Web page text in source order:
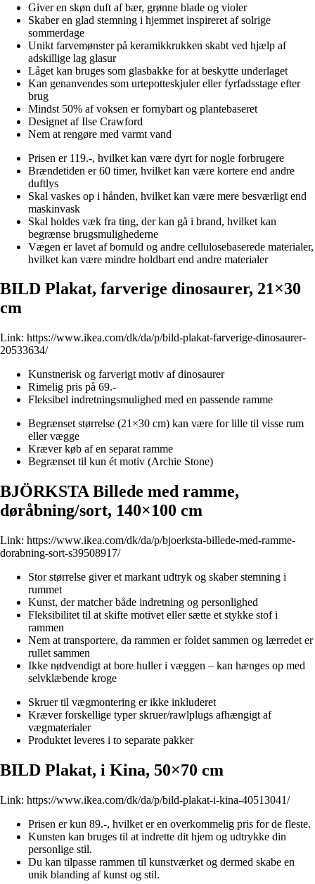
Giver en skøn duft af bær, grønne blade og violer
Skaber en glad stemning i hjemmet inspireret af solrige
sommerdage
Unikt farvemønster på keramikkrukken skabt ved hjælp af
adskillige lag glasur
Låget kan bruges som glasbakke for at beskytte underlaget
Kan genanvendes som urtepotteskjuler eller fyrfadsstage efter
brug
Mindst 50% af voksen er fornybart og plantebaseret
Designet af Ilse Crawford
Nem at rengøre med varmt vand
Prisen er 119.-, hvilket kan være dyrt for nogle forbrugere
Brændetiden er 60 timer, hvilket kan være kortere end andre
duftlys
Skal vaskes op i hånden, hvilket kan være mere besværligt end
maskinvask
Skal holdes væk fra ting, der kan gå i brand, hvilket kan
begrænse brugsmulighederne
Vægen er lavet af bomuld og andre cellulosebaserede materialer,
hvilket kan være mindre holdbart end andre materialer
BILD Plakat, farverige dinosaurer, 21×30
cm
Link: https://www.ikea.com/dk/da/p/bild-plakat-farverige-dinosaurer-
20533634/
Kunstnerisk og farverigt motiv af dinosaurer
Rimelig pris på 69.-
Fleksibel indretningsmulighed med en passende ramme
Begrænset størrelse (21×30 cm) kan være for lille til visse rum
eller vægge
Kræver køb af en separat ramme
Begrænset til kun ét motiv (Archie Stone)
BJÖRKSTA Billede med ramme,
døråbning/sort, 140×100 cm
Link: https://www.ikea.com/dk/da/p/bjoerksta-billede-med-ramme-
dorabning-sort-s39508917/
Stor størrelse giver et markant udtryk og skaber stemning i
rummet
Kunst, der matcher både indretning og personlighed
Fleksibilitet til at skifte motivet eller sætte et stykke stof i
rammen
Nem at transportere, da rammen er foldet sammen og lærredet er
rullet sammen
Ikke nødvendigt at bore huller i væggen – kan hænges op med
selvklæbende kroge
Skruer til vægmontering er ikke inkluderet
Kræver forskellige typer skruer/rawlplugs afhængigt af
vægmaterialer
Produktet leveres i to separate pakker
BILD Plakat, i Kina, 50×70 cm
Link: https://www.ikea.com/dk/da/p/bild-plakat-i-kina-40513041/
Prisen er kun 89.-, hvilket er en overkommelig pris for de fleste.
Kunsten kan bruges til at indrette dit hjem og udtrykke din
personlige stil.
Du kan tilpasse rammen til kunstværket og dermed skabe en
unik blanding af kunst og stil.